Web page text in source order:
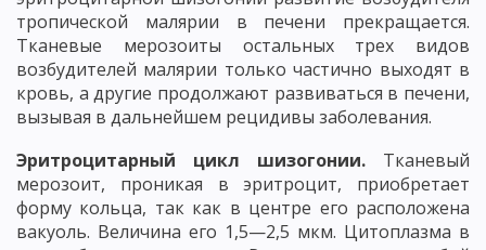
тропической малярии в печени прекращается.
Тканевые мерозоиты остальных трех видов
возбудителей малярии только частично выходят в
кровь, а другие продолжают развиваться в печени,
вызывая в дальнейшем рецидивы заболевания.
Эритроцитарный цикл шизогонии. Тканевый
мерозоит, проникая в эритроцит, приобретает
форму кольца, так как в центре его расположена
вакуоль. Величина его 1,5—2,5 мкм. Цитоплазма в